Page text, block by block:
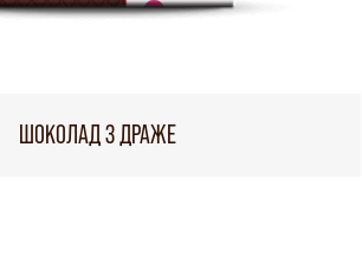
ШОКОЛАД З ДРАЖЕ